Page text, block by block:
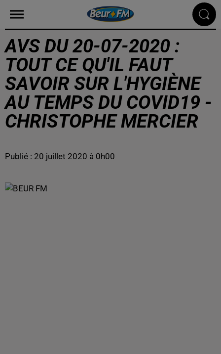
AVS DU 20-07-2020 :
TOUT CE QU'IL FAUT
SAVOIR SUR L'HYGIÈNE
AU TEMPS DU COVID19 -
CHRISTOPHE MERCIER
Publié : 20 juillet 2020 à 0h00